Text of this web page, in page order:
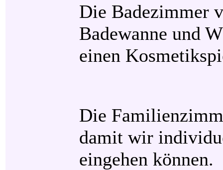
Die Badezimmer
Badewanne und
einen
Die
damit wir
eingehen können.